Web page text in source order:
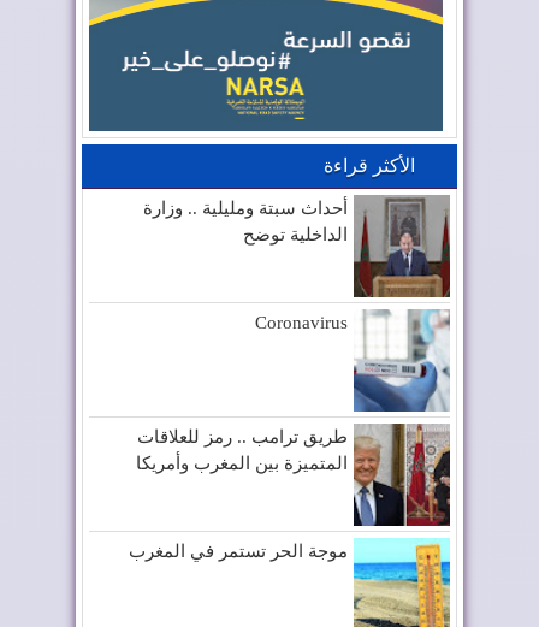
الأكثر قراءة
أحداث سبتة ومليلية .. وزارة
الداخلية توضح
Coronavirus
طريق ترامب .. رمز للعلاقات
المتميزة بين المغرب وأمريكا
موجة الحر تستمر في المغرب